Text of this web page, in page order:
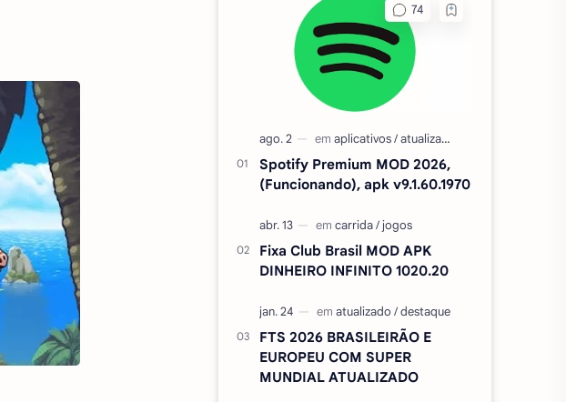
Spotify Premium MOD 2026,
(Funcionando), apk v9.1.60.1970
Fixa Club Brasil MOD APK
DINHEIRO INFINITO 1020.20
FTS 2026 BRASILEIRÃO E
EUROPEU COM SUPER
MUNDIAL ATUALIZADO